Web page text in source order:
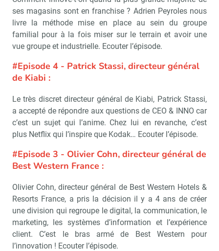
ses magasins sont en franchise ? Adrien Peyroles nous
livre la méthode mise en place au sein du groupe
familial pour à la fois miser sur le terrain et avoir une
vue groupe et industrielle. Ecouter l’épisode.
#Episode 4 - Patrick Stassi, directeur général
de Kiabi :
Le très discret directeur général de Kiabi, Patrick Stassi,
a accepté de répondre aux questions de CEO & INNO car
c’est un sujet qui l’anime. Chez lui en revanche, c’est
plus Netflix qui l’inspire que Kodak… Ecouter l’épisode.
#Episode 3 - Olivier Cohn, directeur général de
Best Western France :
Olivier Cohn, directeur général de Best Western Hotels &
Resorts France, a pris la décision il y a 4 ans de créer
une division qui regroupe le digital, la communication, le
marketing, les systèmes d’information et l’expérience
client. C’est le bras armé de Best Western pour
l’innovation ! Ecouter l’épisode.
Recevoir Républik Retail
Valider
tard